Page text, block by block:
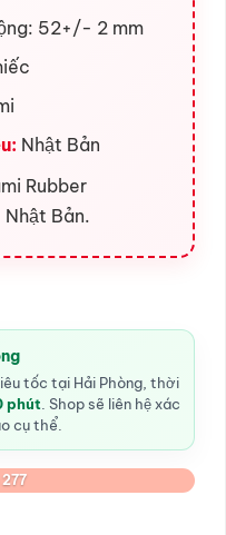
52+/- 2 mm
Nhật Bản
Rubber
Bản.
tốc tại Hải Phòng, thời
phút . Shop sẽ liên hệ xác
cụ thể.
Siêu Mỏng , Ôm sát số